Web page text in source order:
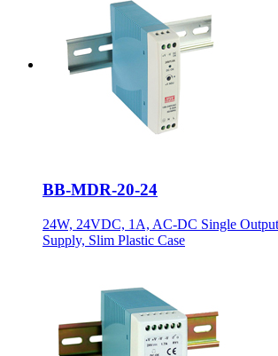
BB-MDR-20-24
24W, 24VDC, 1A, AC-DC Single
Supply, Slim Plastic Case